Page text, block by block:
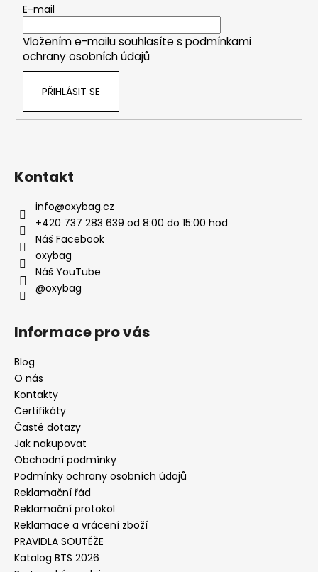
E-mail
Vložením e-mailu souhlasíte s podmínkami
ochrany osobních údajů
PŘIHLÁSIT SE
Kontakt
info@oxybag.cz
+420 737 283 639 od 8:00 do 15:00 hod
Náš Facebook
oxybag
Náš YouTube
@oxybag
Informace pro vás
Blog
O nás
Kontakty
Certifikáty
Časté dotazy
Jak nakupovat
Obchodní podmínky
Podmínky ochrany osobních údajů
Reklamační řád
Reklamační protokol
Reklamace a vrácení zboží
PRAVIDLA SOUTĚŽE
Katalog BTS 2026